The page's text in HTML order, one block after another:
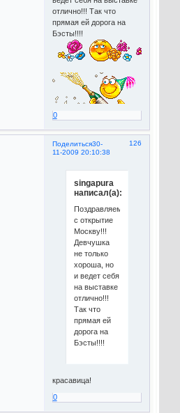
отлично!!! Так что
прямая ей дорога на
Бэсты!!!!
0
Поделиться 126
30-
11-2009 20:10:38
singapura
написал(а):
Поздравляем
с открытие
Москву!!!
Девчушка
не только
хороша, но
и ведет себя
на выставке
отлично!!!
Так что
прямая ей
дорога на
Бэсты!!!!
красавица!
0